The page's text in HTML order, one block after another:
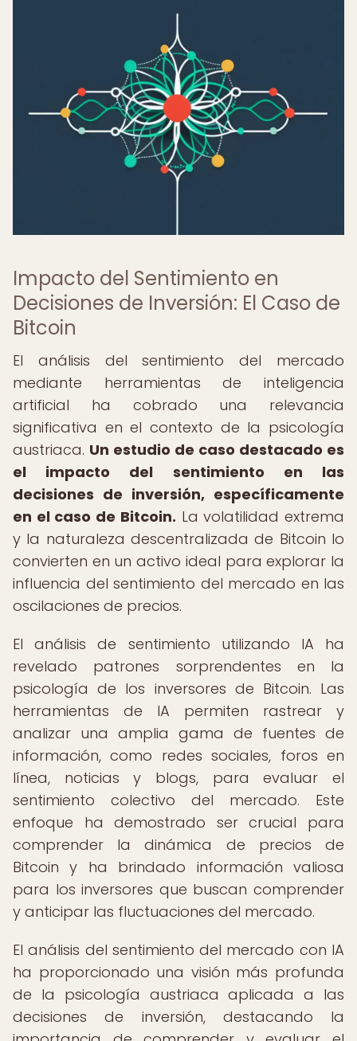
Impacto del Sentimiento en
Decisiones de Inversión: El Caso de
Bitcoin
El análisis del sentimiento del mercado
mediante herramientas de inteligencia
artificial ha cobrado una relevancia
significativa en el contexto de la psicología
austriaca. Un estudio de caso destacado es
el impacto del sentimiento en las
decisiones de inversión, específicamente
en el caso de Bitcoin. La volatilidad extrema
y la naturaleza descentralizada de Bitcoin lo
convierten en un activo ideal para explorar la
influencia del sentimiento del mercado en las
oscilaciones de precios.
El análisis de sentimiento utilizando IA ha
revelado patrones sorprendentes en la
psicología de los inversores de Bitcoin. Las
herramientas de IA permiten rastrear y
analizar una amplia gama de fuentes de
información, como redes sociales, foros en
línea, noticias y blogs, para evaluar el
sentimiento colectivo del mercado. Este
enfoque ha demostrado ser crucial para
comprender la dinámica de precios de
Bitcoin y ha brindado información valiosa
para los inversores que buscan comprender
y anticipar las fluctuaciones del mercado.
El análisis del sentimiento del mercado con IA
ha proporcionado una visión más profunda
de la psicología austriaca aplicada a las
decisiones de inversión, destacando la